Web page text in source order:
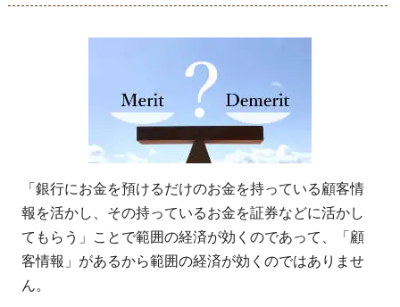
「銀行にお金を預けるだけのお金を持っている顧客情
報を活かし、その持っているお金を証券などに活かし
てもらう」ことで範囲の経済が効くのであって、「顧
客情報」があるから範囲の経済が効くのではありませ
ん。